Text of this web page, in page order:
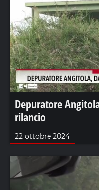
Depuratore
rilancio
22 ottobre 2024